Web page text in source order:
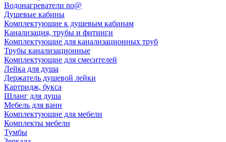
Водонагреватели no@
Душевые кабины
Комплектующие к душевым кабинам
Канализация, трубы и фитинги
Комплектующие для канализационных труб
Трубы канализационные
Комплектующие для смесителей
Лейка для душа
Держатель душевой лейки
Картридж, букса
Шланг для душа
Мебель для ванн
Комплектующие для мебели
Комплекты мебели
Тумбы